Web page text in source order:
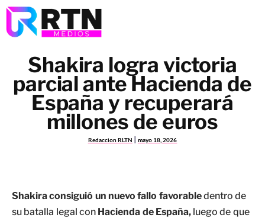
Shakira logra victoria
parcial ante Hacienda de
España y recuperará
millones de euros
Redaccion RLTN mayo 18, 2026
Shakira consiguió un nuevo fallo favorabledentro de
su batalla legal con Hacienda de España,luego de que